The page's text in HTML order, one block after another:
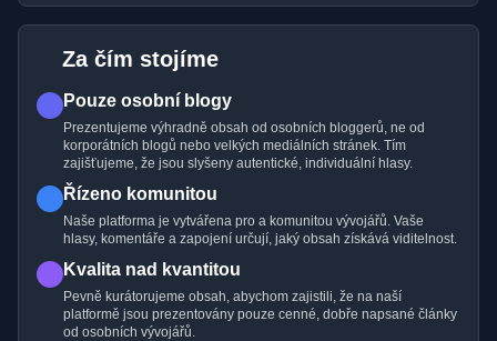
Za čím stojíme
Pouze osobní blogy
Prezentujeme výhradně obsah od osobních bloggerů, ne od
korporátních blogů nebo velkých mediálních stránek. Tím
zajišťujeme, že jsou slyšeny autentické, individuální hlasy.
Řízeno komunitou
Naše platforma je vytvářena pro a komunitou vývojářů. Vaše
hlasy, komentáře a zapojení určují, jaký obsah získává viditelnost.
Kvalita nad kvantitou
Pevně kurátorujeme obsah, abychom zajistili, že na naší
platformě jsou prezentovány pouze cenné, dobře napsané články
od osobních vývojářů.